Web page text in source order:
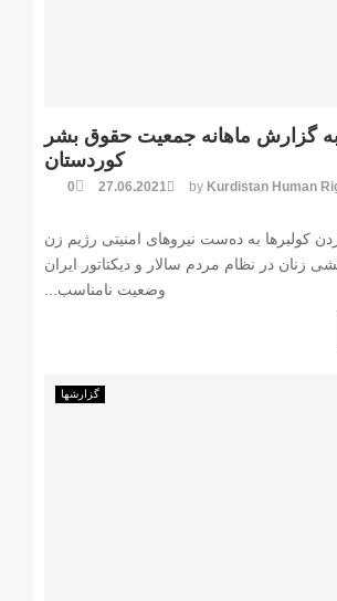
گزارش ماهانە جمعیت حقوق بشر
کوردستان
by Kurdistan Human
27.06.2021
0
کولبرها بە دەست نیروهای امنیتی رژیم زن
زنان در نظام مردم سالار و دیکتاتور ایران
وضعیت نامناسب...
گزارشها